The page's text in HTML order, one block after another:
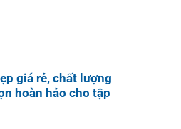
Áo Teambuilding Công Ty
Thiết Kế Ánh Kim
giá rẻ, chất lượng
hoàn hảo cho tập